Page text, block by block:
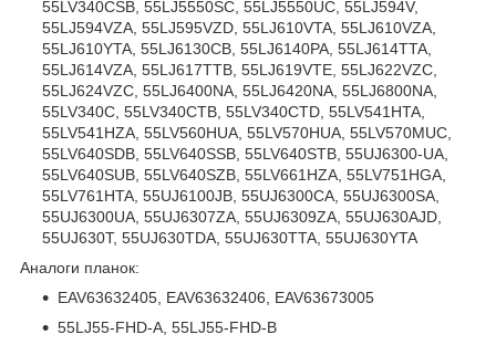
55LV340CSB, 55LJ5550SC, 55LJ5550UC, 55LJ594V,
55LJ594VZA, 55LJ595VZD, 55LJ610VTA, 55LJ610VZA,
55LJ610YTA, 55LJ6130CB, 55LJ6140PA, 55LJ614TTA,
55LJ614VZA, 55LJ617TTB, 55LJ619VTE, 55LJ622VZC,
55LJ624VZC, 55LJ6400NA, 55LJ6420NA, 55LJ6800NA,
55LV340C, 55LV340CTB, 55LV340CTD, 55LV541HTA,
55LV541HZA, 55LV560HUA, 55LV570HUA, 55LV570MUC,
55LV640SDB, 55LV640SSB, 55LV640STB, 55UJ6300-UA,
55LV640SUB, 55LV640SZB, 55LV661HZA, 55LV751HGA,
55LV761HTA, 55UJ6100JB, 55UJ6300CA, 55UJ6300SA,
55UJ6300UA, 55UJ6307ZA, 55UJ6309ZA, 55UJ630AJD,
55UJ630T, 55UJ630TDA, 55UJ630TTA, 55UJ630YTA
Аналоги планок:
EAV63632405, EAV63632406, EAV63673005
55LJ55-FHD-A, 55LJ55-FHD-B